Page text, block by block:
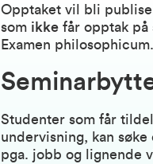
Opptaket vil bli
som ikke får opptak på
Examen philosophicum.
Studenter som får
undervisning, kan
pga. jobb og lignende